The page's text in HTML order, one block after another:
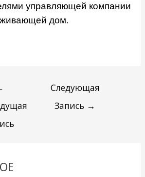
управляющей компании
дом.
Следующая
Запись →